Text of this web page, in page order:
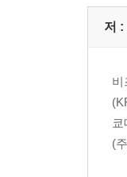
저 :
비
(